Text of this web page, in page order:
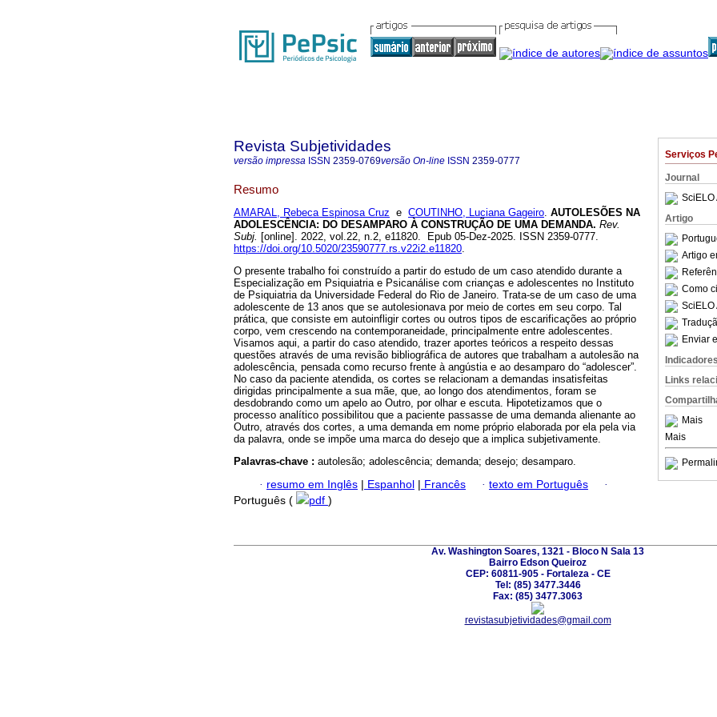
Serviços
Journal
SciELO
Artigo
Artigo
Como
SciELO
Enviar
Indicadores
Links
Mais
Mais
Revista Subjetividades
versão impressa ISSN 2359-0769versão On-line ISSN 2359-0777
Resumo
AMARAL, Rebeca Espinosa Cruz e COUTINHO, Luciana Gageiro. AUTOLESÕES NA
ADOLESCÊNCIA: DO DESAMPARO À CONSTRUÇÃO DE UMA DEMANDA. Rev.
Subj. [online]. 2022, vol.22, n.2, e11820. Epub 05-Dez-2025. ISSN 2359-0777.
https://doi.org/10.5020/23590777.rs.v22i2.e11820.
O presente trabalho foi construído a partir do estudo de um caso atendido durante a
Especialização em Psiquiatria e Psicanálise com crianças e adolescentes no Instituto
de Psiquiatria da Universidade Federal do Rio de Janeiro. Trata-se de um caso de uma
adolescente de 13 anos que se autolesionava por meio de cortes em seu corpo. Tal
prática, que consiste em autoinfligir cortes ou outros tipos de escarificações ao próprio
corpo, vem crescendo na contemporaneidade, principalmente entre adolescentes.
Visamos aqui, a partir do caso atendido, trazer aportes teóricos a respeito dessas
questões através de uma revisão bibliográfica de autores que trabalham a autolesão na
adolescência, pensada como recurso frente à angústia e ao desamparo do “adolescer”.
No caso da paciente atendida, os cortes se relacionam a demandas insatisfeitas
dirigidas principalmente a sua mãe, que, ao longo dos atendimentos, foram se
desdobrando como um apelo ao Outro, por olhar e escuta. Hipotetizamos que o
processo analítico possibilitou que a paciente passasse de uma demanda alienante ao
Outro, através dos cortes, a uma demanda em nome próprio elaborada por ela pela via
da palavra, onde se impõe uma marca do desejo que a implica subjetivamente.
Palavras-chave : autolesão; adolescência; demanda; desejo; desamparo.
· resumo em Inglês | Espanhol | Francês · texto em Português
·
Português (
pdf )
Av. Washington Soares, 1321 - Bloco N Sala 13
Bairro Edson Queiroz
CEP: 60811-905 - Fortaleza - CE
Tel: (85) 3477.3446
Fax: (85) 3477.3063
revistasubjetividades@gmail.com